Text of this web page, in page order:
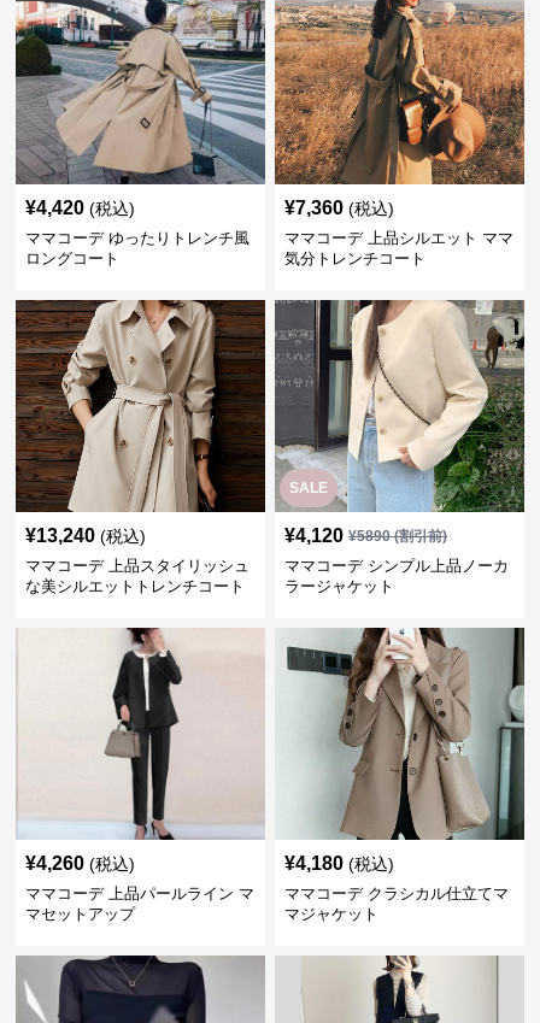
¥4,420 (税込)
ママコーデ ゆったりトレンチ風
ロングコート
¥7,360 (税込)
ママコーデ 上品シルエット ママ
気分トレンチコート
¥13,240 (税込)
ママコーデ 上品スタイリッシュ
な美シルエットトレンチコート
SALE
¥4,120 ¥5890(割引前)
ママコーデ シンプル上品ノーカ
ラージャケット
¥4,260 (税込)
ママコーデ 上品パールライン マ
マセットアップ
¥4,180 (税込)
ママコーデ クラシカル仕立てマ
マジャケット